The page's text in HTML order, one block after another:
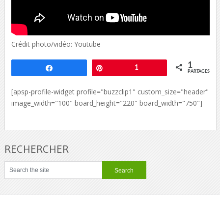
Crédit photo/vidéo: Youtube
1 1
PARTAGES
[apsp-profile-widget profile="buzzclip1" custom_size="header"
image_width="100" board_height="220" board_width="750"]
RECHERCHER